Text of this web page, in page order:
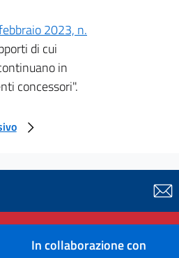
2023, n.
di cui
in
concessori".
In collaborazione con